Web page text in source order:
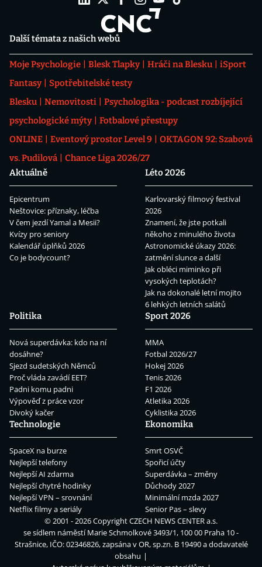
Další témata z našich webů
Moje Psychologie Blesk Tlapky Hráči na Blesku
iSport
Fantasy
Spotřebitelské testy
Blesku
Nemovitosti
Psychologika - podcast rozbíjející
psychologické mýty
Fotbalové přestupy
ONLINE
Eventový prostor Level 9
OKTAGON 92: Szabová
vs. Pudilová
Chance Liga 2026/27
Aktuálně
Epicentrum
Neštovice: příznaky, léčba
V čem jezdí Yamal a Mesii?
Kvízy pro seniory
Kalendář úplňků 2026
Co je bodycount?
Léto 2026
Karlovarský filmový festival
2026
Znamení, že jste potkali
někoho z minulého života
Astronomické úkazy 2026:
zatmění slunce a další
Jak obléci miminko při
vysokých teplotách?
Jak na dokonalé letní mojito
6 lehkých letních salátů
Politika
Nová superdávka: kdo na ní
dosáhne?
Sjezd sudetských Němců
Proč vláda zavádí EET?
Padni komu padni
Výpověď z práce vzor
Divoký kačer
Sport 2026
MMA
Fotbal 2026/27
Hokej 2026
Tenis 2026
F1 2026
Atletika 2026
Cyklistika 2026
Technologie
SpaceX na burze
Nejlepší telefony
Nejlepší AI zdarma
Nejlepší chytré hodinky
Nejlepší VPN – srovnání
Netflix filmy a seriály
Ekonomika
Smrt OSVČ
Spořicí účty
Superdávka – změny
Důchody 2027
Minimální mzda 2027
Senior Pas – slevy
© 2001 - 2026 CopyrightCZECH NEWS CENTER a.s.
se sídlem náměstí Marie Schmolkové 3493/1, 100 00 Praha 10 -
Strašnice, IČO: 02346826, zapsána v OR, sp.zn. B 19490 a dodavatelé
obsahu